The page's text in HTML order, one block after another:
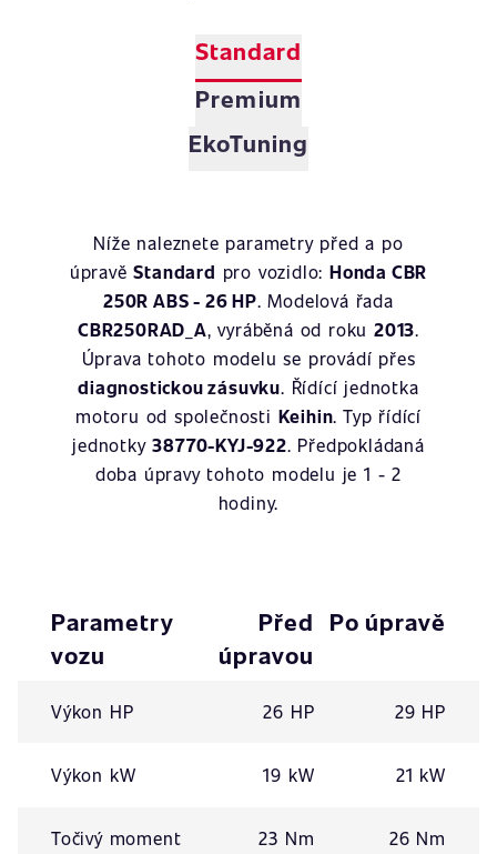
Standard
Premium
EkoTuning
Níže naleznete parametry před a po
úpravěStandard pro vozidlo: Honda CBR
250R ABS - 26 HP. Modelová řada
CBR250RAD_A, vyráběná od roku 2013.
Úprava tohoto modelu se provádí přes
diagnostickou zásuvku. Řídící jednotka
motoru od společnosti Keihin. Typ řídící
jednotky38770-KYJ-922. Předpokládaná
doba úpravy tohoto modelu je 1 - 2
hodiny.
Parametry
vozu
Před
úpravou
Po úpravě
Výkon HP 26 HP 29 HP
Výkon kW 19 kW 21 kW
Točivý moment
23 Nm 26 Nm